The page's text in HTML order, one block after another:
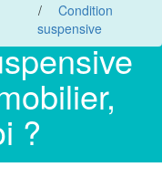
Condition
suspensive
?